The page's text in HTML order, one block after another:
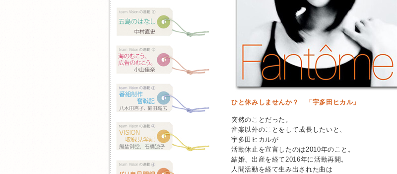
ひと休みしませんか？ 「宇多田ヒカル」
突然のことだった。
音楽以外のことをして成長したいと、
宇多田ヒカルが
活動休止を宣言したのは2010年のこと。
結婚、出産を経て2016年に活動再開。
人間活動を経て生み出された曲は